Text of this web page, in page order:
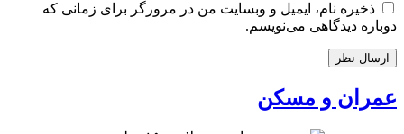
ذخیره نام، ایمیل و وبسایت من در مرورگر برای زمانی که
دوباره دیدگاهی می‌نویسم.
عمران و مسکن